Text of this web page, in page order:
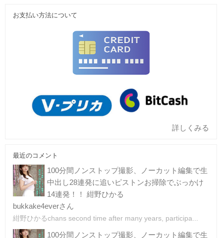
お支払い方法について
詳しくみる
最近のコメント
100分間ノンストップ撮影、ノーカット編集で生
中出し28連発に追いピストンお掃除でぶっかけ
14連発！！ 紺野ひかる
bukkake4everさん
紺野ひかるchans second time after many years, participa...
100分間ノンストップ撮影、ノーカット編集で生